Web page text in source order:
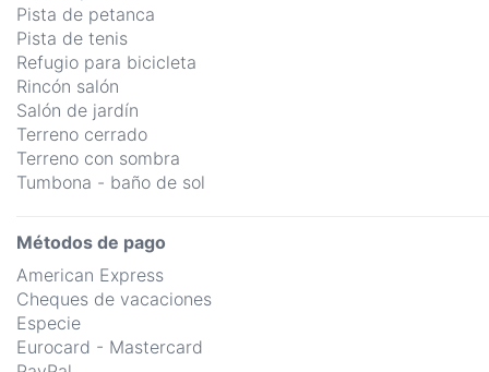
Pista de petanca
Pista de tenis
Refugio para bicicleta
Rincón salón
Salón de jardín
Terreno cerrado
Terreno con sombra
Tumbona - baño de sol
Métodos de pago
American Express
Cheques de vacaciones
Especie
Eurocard - Mastercard